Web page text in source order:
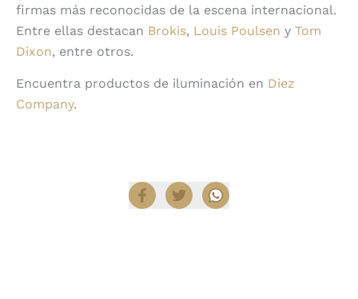
firmas más reconocidas de la escena internacional.
Entre ellas destacan Brokis, Louis Poulsen y Tom
Dixon, entre otros.
Encuentra productos de iluminación en Diez
Company.